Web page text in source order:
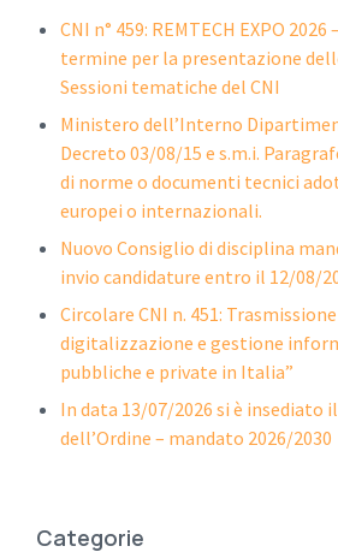
CNI n° 459: REMTECH EXPO
termine per la presentazione
Sessioni tematiche del CNI
Ministero dell’Interno
Decreto 03/08/15 e s.m.i.
di norme o documenti tecnici
europei o internazionali.
Nuovo Consiglio di disciplina
invio candidature entro il 12/08/
Circolare CNI n. 451:
digitalizzazione e gestione
pubbliche e private in Italia”
In data 13/07/2026 si è insediato
dell’Ordine – mandato 2026/2030
Categorie